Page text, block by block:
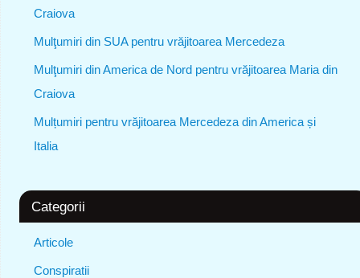
Craiova
Mulţumiri din SUA pentru vrăjitoarea Mercedeza
Mulţumiri din America de Nord pentru vrăjitoarea Maria din
Craiova
Mulțumiri pentru vrăjitoarea Mercedeza din America și
Italia
Categorii
Articole
Conspiratii